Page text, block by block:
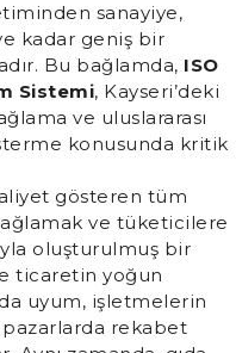
sanayiye,
kadar geniş bir
Bu bağlamda, ISO
Sistemi, Kayseri’deki
ve uluslararası
konusunda kritik
gösteren tüm
ve tüketicilere
oluşturulmuş bir
ticaretin yoğun
uyum, işletmelerin
pazarlarda rekabet